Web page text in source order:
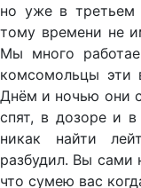
но уже в третьем
тому времени не
Мы много
комсомольцы эти
Днём и ночью они
спят, в дозоре и
никак найти
разбудил. Вы сами
что сумею вас